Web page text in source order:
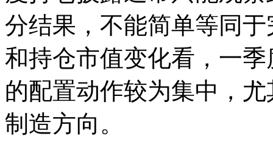
分结果，不能简单等同
和持仓市值变化看，一
的配置动作较为集中，
制造方向。